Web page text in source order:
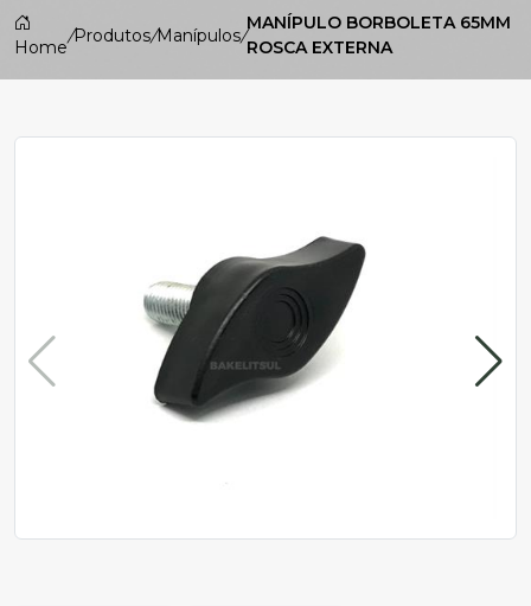
Home
/Produtos/Manípulos/
MANÍPULO BORBOLETA 65MM
ROSCA EXTERNA